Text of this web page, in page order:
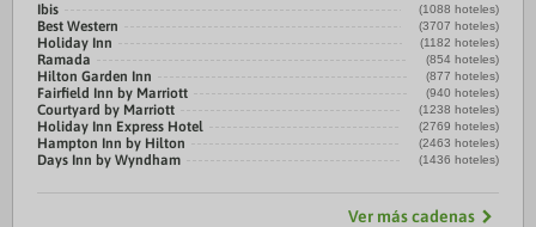
Ibis (1088 hoteles)
Best Western (3707 hoteles)
Holiday Inn (1182 hoteles)
Ramada (854 hoteles)
Hilton Garden Inn (877 hoteles)
Fairfield Inn by Marriott (940 hoteles)
Courtyard by Marriott (1238 hoteles)
Holiday Inn Express Hotel (2769 hoteles)
Hampton Inn by Hilton (2463 hoteles)
Days Inn by Wyndham (1436 hoteles)
Ver más cadenas